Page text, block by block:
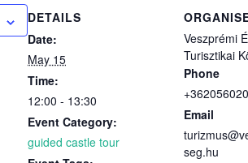
DETAILS
Date:
May 15
Time:
12:00 - 13:30
Event Category:
guided castle tour
Veszprémi
Turisztikai
Phone
Email
seg.hu